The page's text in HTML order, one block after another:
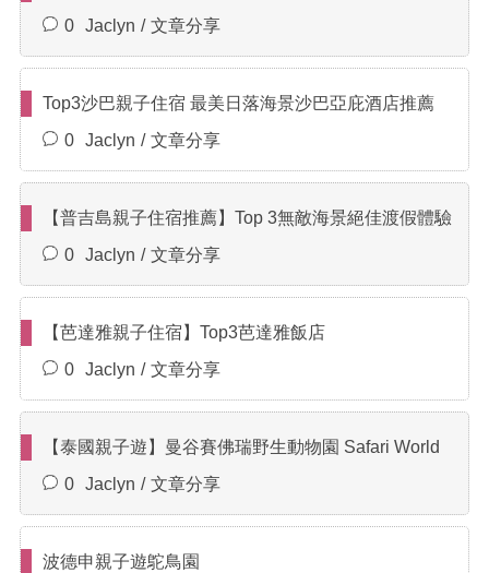
0
Jaclyn 文章分享
Top3沙巴親子住宿 最美日落海景沙巴亞庇酒店推薦
0
Jaclyn 文章分享
【普吉島親子住宿推薦】Top 3無敵海景絕佳渡假體驗
0
Jaclyn 文章分享
【芭達雅親子住宿】Top3芭達雅飯店
0
Jaclyn 文章分享
【泰國親子遊】曼谷賽佛瑞野生動物園 Safari World
0
Jaclyn 文章分享
波德申親子遊鴕鳥園